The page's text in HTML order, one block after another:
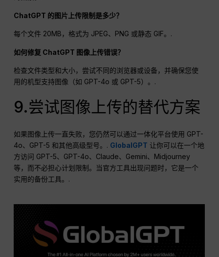
ChatGPT 的图片上传限制是多少？
每个文件 20MB，格式为 JPEG、PNG 或静态 GIF。.
如何修复 ChatGPT 图像上传错误？
检查文件类型和大小，尝试不同的浏览器或设备，并确保您使
用的机型支持图像（如 GPT-4o 或 GPT-5）。.
9.尝试图像上传的替代方案
如果图像上传一直失败，您仍然可以通过一体化平台使用 GPT-
4o、GPT-5 和其他高级型号。. GlobalGPT 让你可以在一个地
方访问 GPT-5、GPT-4o、Claude、Gemini、Midjourney
等，而不必担心计划限制。当官方工具出现问题时，它是一个
实用的备份工具。.